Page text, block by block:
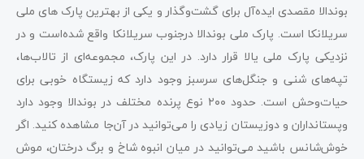
بوندالا مقصدی ایده‌آل برای گشت‌وگذار و یکی از بهترین پارک های ملی
سریلانکا است. پارک ملی بوندالا درجنوب سریلانکا واقع شده‌است‌ و در
نزدیکی پارک ملی یالا قرار دارد. در این پارک، مجموعه‌ای از تالاب‌ها،
تپه‌های شنی و جنگل‌های سرسبز وجود دارد که زیستگاه خوبی برای
حیات‌وحش است. حدود ۲۰۰ نوع پرنده مختلف در بوندالا وجود دارد
وپستانداران و دوزیستان زیادی را می‌توانید در آن‌جا مشاهده کنید. اگر
خوش‌شانس باشید می‌توانید در میان انبوه شاخ و برگ درختان، موش